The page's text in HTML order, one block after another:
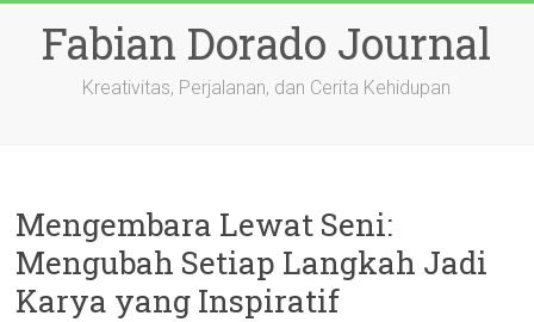
contentFabian Dorado Journal
Kreativitas, Perjalanan, dan Cerita Kehidupan
Mengembara Lewat Seni:
Mengubah Setiap Langkah Jadi
Karya yang Inspiratif